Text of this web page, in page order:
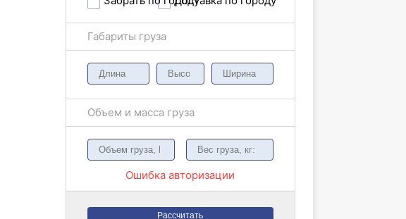
Габариты груза
Объем и масса груза
Ошибка авторизации
Рассчитать